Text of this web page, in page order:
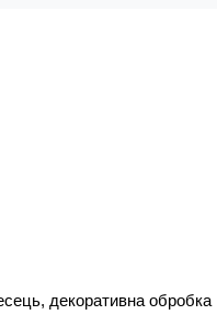
декоративна обробка